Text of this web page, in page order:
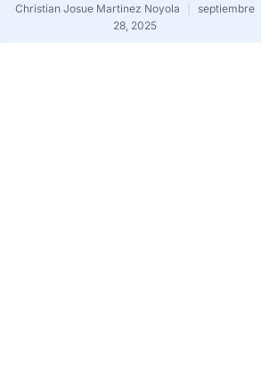
Christian Josue Martinez Noyola
septiembre
28, 2025